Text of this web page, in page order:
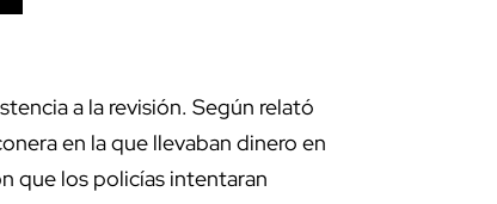
a la revisión. Según relató
en la que llevaban dinero en
que los policías intentaran